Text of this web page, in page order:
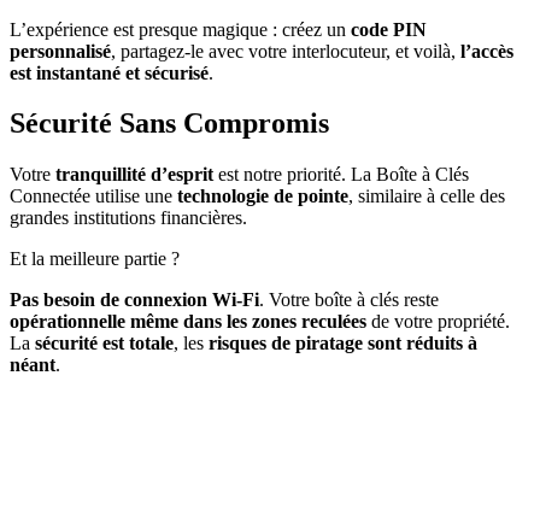
L’expérience est presque magique : créez un code PIN
personnalisé, partagez-le avec votre interlocuteur, et voilà, l’accès
est instantané et sécurisé.
Sécurité Sans Compromis
Votre tranquillité d’esprit est notre priorité. La Boîte à Clés
Connectée utilise une technologie de pointe, similaire à celle des
grandes institutions financières.
Et la meilleure partie ?
Pas besoin de connexion Wi-Fi. Votre boîte à clés reste
opérationnelle même dans les zones reculées de votre propriété.
La sécurité est totale, les risques de piratage sont réduits à
néant.